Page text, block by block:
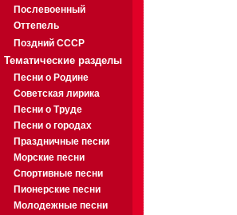
Послевоенный
Оттепель
Поздний СССР
Тематические разделы
Песни о Родине
Советская лирика
Песни о Труде
Песни о городах
Праздничные песни
Морские песни
Спортивные песни
Пионерские песни
Молодежные песни